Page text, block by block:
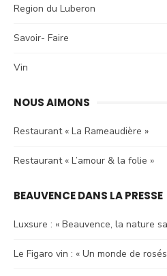
Region du Luberon
Savoir- Faire
Vin
NOUS AIMONS
Restaurant « La Rameaudière »
Restaurant « L’amour & la folie »
BEAUVENCE DANS LA PRESSE
Luxsure : « Beauvence, la nature
Le Figaro vin : « Un monde de